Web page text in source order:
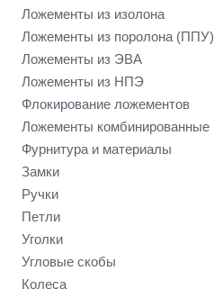
Ложементы из изолона
Ложементы из поролона (ППУ)
Ложементы из ЭВА
Ложементы из НПЭ
Флокирование ложементов
Ложементы комбинированные
Фурнитура и материалы
Замки
Ручки
Петли
Уголки
Угловые скобы
Колеса